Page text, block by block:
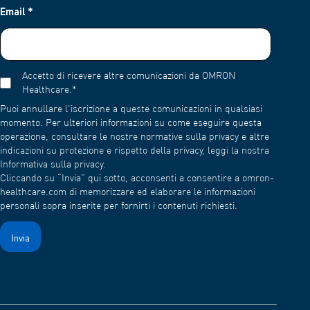
Email *
Accetto di ricevere altre comunicazioni da OMRON
Healthcare.*
Puoi annullare l'iscrizione a queste comunicazioni in qualsiasi
momento. Per ulteriori informazioni su come eseguire questa
operazione, consultare le nostre normative sulla privacy e altre
indicazioni su protezione e rispetto della privacy, leggi la nostra
Informativa sulla privacy.
Cliccando su “Invia” qui sotto, acconsenti a consentire a omron-
healthcare.com di memorizzare ed elaborare le informazioni
personali sopra inserite per fornirti i contenuti richiesti.